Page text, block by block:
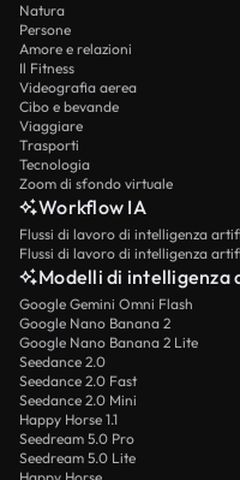
Natura
Persone
Amore e relazioni
Il Fitness
Videografia aerea
Cibo e bevande
Viaggiare
Trasporti
Tecnologia
Zoom di sfondo virtuale
Workflow IA
Flussi di lavoro di intelligenza
Modelli di intelligenza
Google Gemini Omni Flash
Google Nano Banana 2
Google Nano Banana 2 Lite
Seedance 2.0
Seedance 2.0 Fast
Seedance 2.0 Mini
Happy Horse 1.1
Seedream 5.0 Pro
Seedream 5.0 Lite